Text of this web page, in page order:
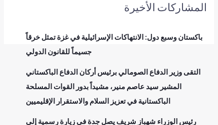
المشاركات الأخيرة
باكستان وسبع دول: الانتهاكات الإسرائيلية في غزة تمثل خرقاً
جسيماً للقانون الدولي
التقى وزير الدفاع الصومالي برئيس أركان الدفاع الباكستاني
المشير سيد عاصم منير، مشيداً بدور القوات المسلحة
الباكستانية في تعزيز السلام والاستقرار الإقليميين
رئيس الوزراء شهباز شريف يصل جدة في زيارة رسمية إلى